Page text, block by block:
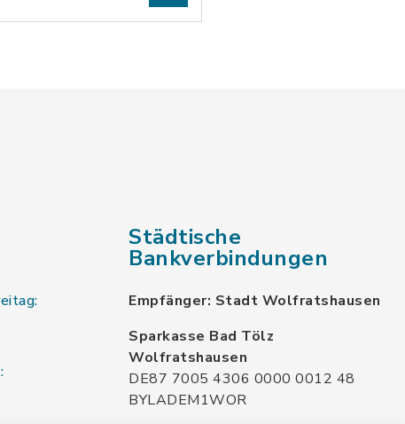
Städtische
Bankverbindungen
Empfänger: Stadt Wolfratshausen
Sparkasse Bad Tölz
Wolfratshausen
DE87 7005 4306 0000 0012 48
BYLADEM1WOR